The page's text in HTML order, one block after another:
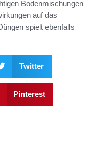
Bodenmischungen
auf das
spielt ebenfalls
Twitter
Pinterest